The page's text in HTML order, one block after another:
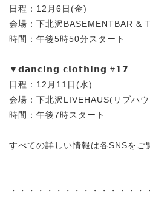
日程：12月6日(金)
会場：下北沢BASEMENTBAR &
時間：午後5時50分スタート
▼𝗱𝗮𝗻𝗰𝗶𝗻𝗴 𝗰𝗹𝗼𝘁𝗵𝗶𝗻𝗴 #𝟭𝟳
日程：12月11日(水)
会場：下北沢LIVEHAUS(リブハ
時間：午後7時スタート
すべての詳しい情報は各SNSをご
・・・・・・・・・・・・・・・